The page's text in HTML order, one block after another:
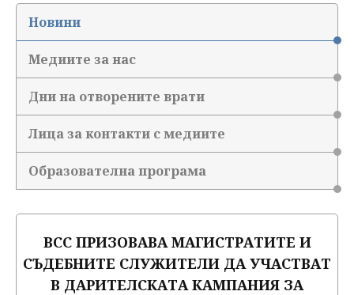
Новини
Медиите за нас
Дни на отворените врати
Лица за контакти с медиите
Образователна програма
ВСС ПРИЗОВАВА МАГИСТРАТИТЕ И
СЪДЕБНИТЕ СЛУЖИТЕЛИ ДА УЧАСТВАТ
В ДАРИТЕЛСКАТА КАМПАНИЯ ЗА